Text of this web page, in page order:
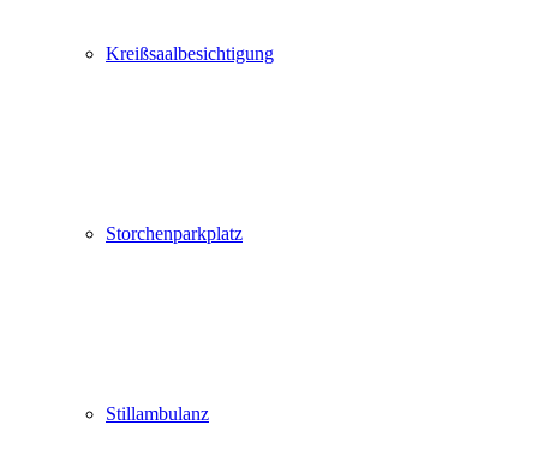
Kreißsaalbesichtigung
Storchenparkplatz
Stillambulanz